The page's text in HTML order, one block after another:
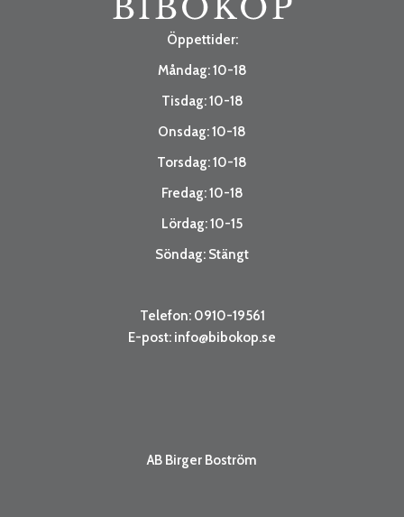
Öppettider:
Måndag: 10-18
Tisdag: 10-18
Onsdag: 10-18
Torsdag: 10-18
Fredag: 10-18
Lördag: 10-15
Söndag: Stängt
Telefon: 0910-19561
E-post: info@bibokop.se
AB Birger Boström